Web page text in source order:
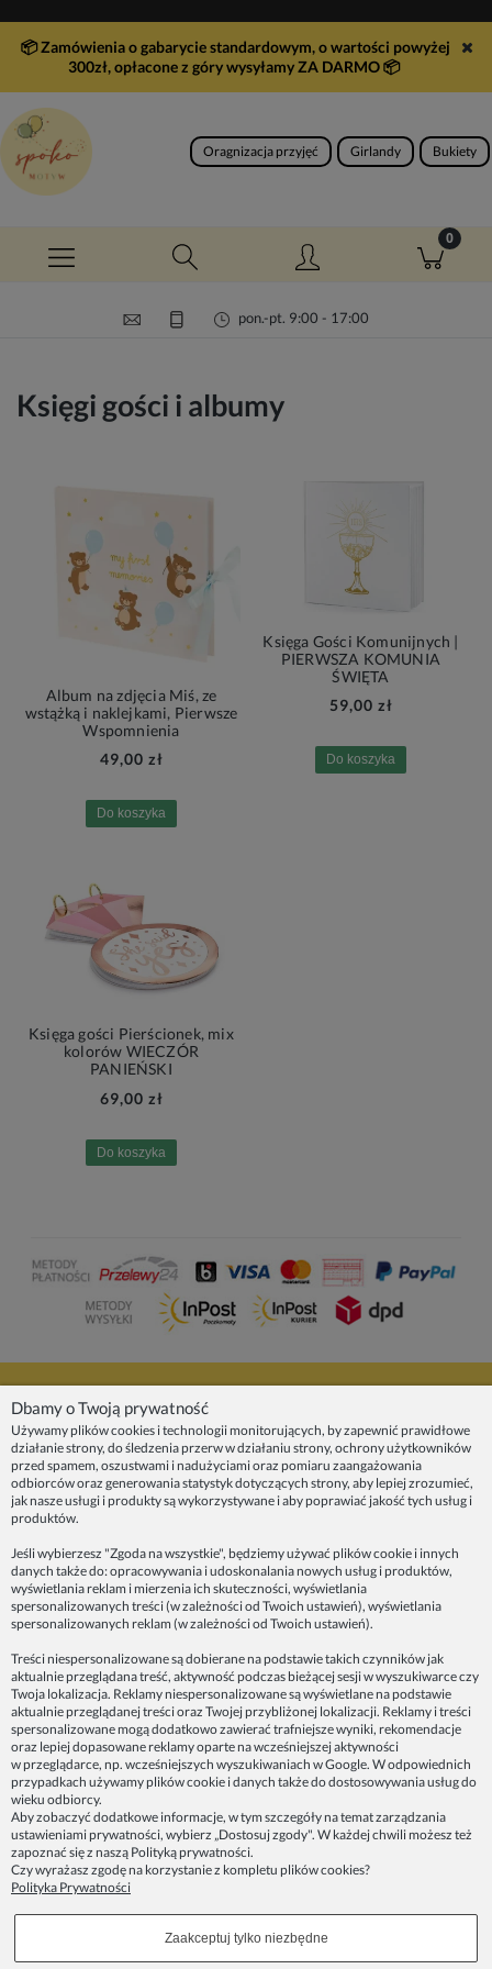
📦 Zamówienia o gabarycie standardowym, o wartości powyżej
300zł, opłacone z góry wysyłamy ZA DARMO📦
Oragnizacja przyjęć Girlandy Bukiety
pon.-pt. 9:00 - 17:00
Księgi gości i albumy
Album na zdjęcia Miś, ze
wstążką i naklejkami, Pierwsze
Wspomnienia
49,00 zł
Do koszyka
Księga Gości Komunijnych |
PIERWSZA KOMUNIA
ŚWIĘTA
59,00 zł
Do koszyka
Księga gości Pierścionek, mix
kolorów WIECZÓR
PANIEŃSKI
69,00 zł
Do koszyka
INFORMACJE
ZAINSPIRUJ SIĘ!
Dane firmy:
Spoko Motyw, Małgorzata Nowak-Staszak
ul. Skowronia 3D/4, 30-650 Kraków
telefon: 512821491
e-mail:kontakt@spoko-motyw.pl
konto do wpłat przelewem:
92 1140 2004 0000 3202 7758 0405
Punkt odbioru zamówień:
Pracownia Spoko Motyw
ul. Wadowicka 8i (za szlabanem, wejście z tyłu
budynku), 30-415 Kraków
Copyrights © 2023 - SPOKO-MOTYW.PL
Dbamy o Twoją prywatność
Używamy plików cookies i technologii monitorujących, by zapewnić prawidłowe
działanie strony, do śledzenia przerw w działaniu strony, ochrony użytkowników
przed spamem, oszustwami i nadużyciami oraz pomiaru zaangażowania
odbiorców oraz generowania statystyk dotyczących strony, aby lepiej zrozumieć,
jak nasze usługi i produkty są wykorzystywane i aby poprawiać jakość tych usług i
produktów.
Jeśli wybierzesz "Zgoda na wszystkie", będziemy używać plików cookie i innych
danych także do: opracowywania i udoskonalania nowych usług i produktów,
wyświetlania reklam i mierzenia ich skuteczności, wyświetlania
spersonalizowanych treści (w zależności od Twoich ustawień), wyświetlania
spersonalizowanych reklam (w zależności od Twoich ustawień).
Treści niespersonalizowane są dobierane na podstawie takich czynników jak
aktualnie przeglądana treść, aktywność podczas bieżącej sesji w wyszukiwarce czy
Twoja lokalizacja. Reklamy niespersonalizowane są wyświetlane na podstawie
aktualnie przeglądanej treści oraz Twojej przybliżonej lokalizacji. Reklamy i treści
spersonalizowane mogą dodatkowo zawierać trafniejsze wyniki, rekomendacje
oraz lepiej dopasowane reklamy oparte na wcześniejszej aktywności
w przeglądarce, np. wcześniejszych wyszukiwaniach w Google. W odpowiednich
przypadkach używamy plików cookie i danych także do dostosowywania usług do
wieku odbiorcy.
Aby zobaczyć dodatkowe informacje, w tym szczegóły na temat zarządzania
ustawieniami prywatności, wybierz „Dostosuj zgody". W każdej chwili możesz też
zapoznać się z naszą Polityką prywatności.
Czy wyrażasz zgodę na korzystanie z kompletu plików cookies?
Polityka Prywatności
Zaakceptuj tylko niezbędne